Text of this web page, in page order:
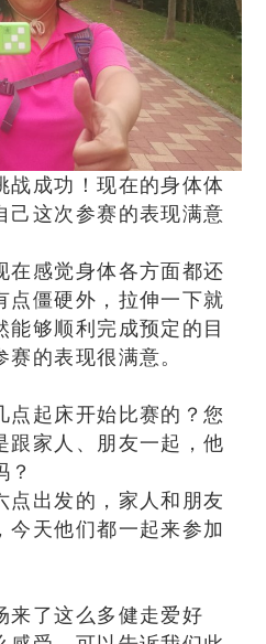
成功！现在的身体体
己这次参赛的表现满意
感觉身体各方面都还
点僵硬外，拉伸一下就
够顺利完成预定的目
的表现很满意。
起床开始比赛的？您
跟家人、朋友一起，他
？
出发的，家人和朋友
今天他们都一起来参加
了这么多健走爱好